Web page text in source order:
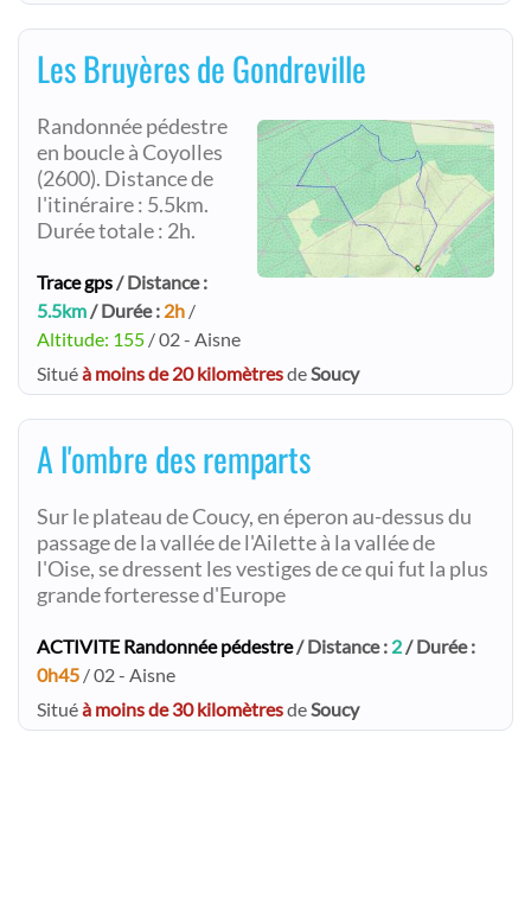
Les Bruyères de Gondreville
Randonnée pédestre
en boucle à Coyolles
(2600). Distance de
l'itinéraire : 5.5km.
Durée totale : 2h.
Trace gps/ Distance :
5.5km/ Durée : 2h /
Altitude: 155 / 02 - Aisne
Situéà moins de 20 kilomètresdeSoucy
A l'ombre des remparts
Sur le plateau de Coucy, en éperon au-dessus du
passage de la vallée de l'Ailette à la vallée de
l'Oise, se dressent les vestiges de ce qui fut la plus
grande forteresse d'Europe
ACTIVITE Randonnée pédestre/ Distance : 2/ Durée :
0h45 / 02 - Aisne
Situéà moins de 30 kilomètresdeSoucy